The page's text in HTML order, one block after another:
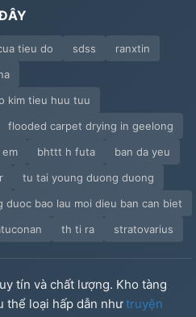
tieu do sdss
ranxtin
kim tieu huu tuu
flooded carpet drying in geelong
bhttt h futa
ban da yeu
tu tai young duong duong
bao lau moi dieu ban can biet
th ti ra stratovarius
tín và chất lượng. Kho tàng
thể loại hấp dẫn nhưtruyện